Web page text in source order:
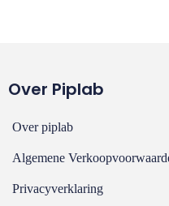
Over Piplab
Over piplab
Algemene
Privacyverklaring